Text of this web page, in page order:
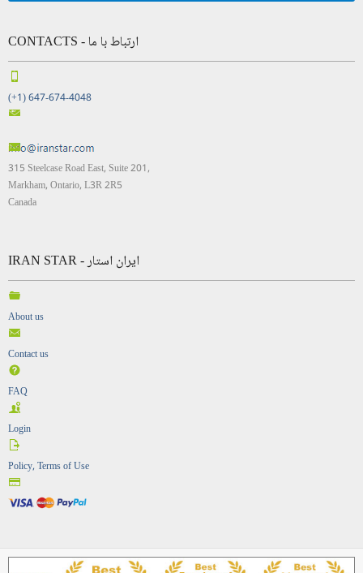
CONTACTS - ارتباط با ما
(+1) 647-674-4048
315 Steelcase Road East, Suite 201,
Markham, Ontario, L3R 2R5
Canada
IRAN STAR - ایران استار
About us
Contact us
FAQ
Login
Policy, Terms of Use